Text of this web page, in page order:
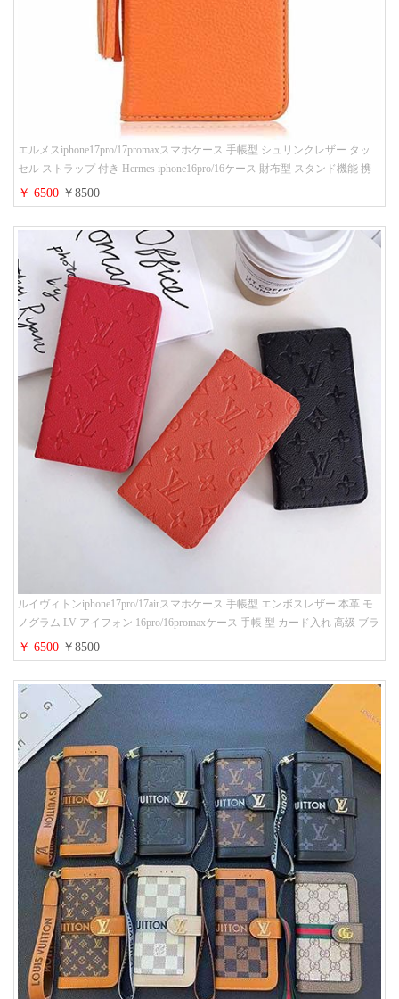
エルメスiphone17pro/17promaxスマホケース 手帳型 シュリンクレザー タッ
セル ストラップ 付き Hermes iphone16pro/16ケース 財布型 スタンド機能 携
帯カバー ハイ ブランド アイフォーン15/14/13ケース 手帳 レディース 人気
￥ 6500￥8500
ルイヴィトンiphone17pro/17airスマホケース 手帳型 エンボスレザー 本革 モ
ノグラム LV アイフォン 16pro/16promaxケース 手帳 型 カード入れ 高级 ブラ
ンド iPhone 15/14/13 proケース 手帳型 男女通用 大人かわいい
￥ 6500￥8500